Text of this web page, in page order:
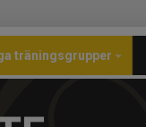
träningsgrupper